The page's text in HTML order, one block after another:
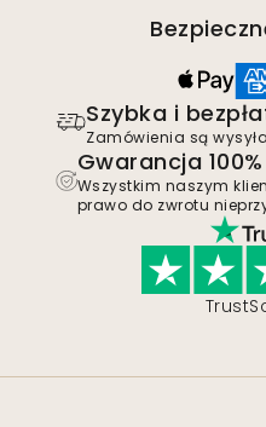
Szybka i
Zamówienia są
Gwarancja
Wszystkim naszym
prawo do zwrotu